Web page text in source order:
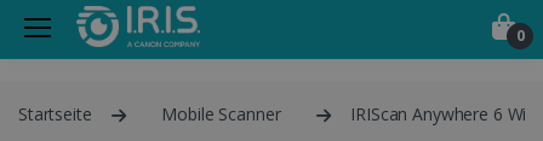
0
Startseite Mobile Scanner IRIScan Anywhere 6 Wi-